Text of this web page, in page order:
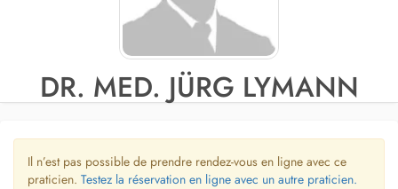
DR. MED. JÜRG LYMANN
Il n’est pas possible de prendre rendez-vous en ligne avec ce
praticien. Testez la réservation en ligne avec un autre praticien.